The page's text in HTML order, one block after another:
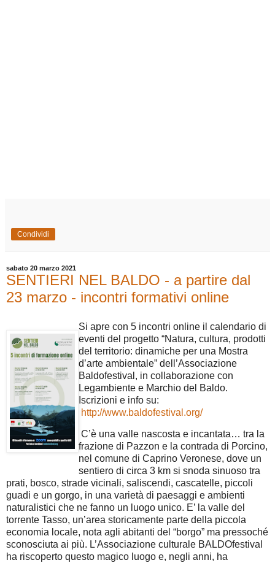
Condividi
sabato 20 marzo 2021
SENTIERI NEL BALDO - a partire dal
23 marzo - incontri formativi online
Si apre con 5 incontri online il calendario di
eventi del progetto “Natura, cultura, prodotti
del territorio: dinamiche per una Mostra
d’arte ambientale” dell’Associazione
Baldofestival, in collaborazione con
Legambiente e Marchio del Baldo.
Iscrizioni e info su:
http://www.baldofestival.org/
C’è una valle nascosta e incantata… tra la
frazione di Pazzon e la contrada di Porcino,
nel comune di Caprino Veronese, dove un
sentiero di circa 3 km si snoda sinuoso tra
prati, bosco, strade vicinali, saliscendi, cascatelle, piccoli
guadi e un gorgo, in una varietà di paesaggi e ambienti
naturalistici che ne fanno un luogo unico. E’ la valle del
torrente Tasso, un’area storicamente parte della piccola
economia locale, nota agli abitanti del “borgo” ma pressoché
sconosciuta ai più. L’Associazione culturale BALDOfestival
ha riscoperto questo magico luogo e, negli anni, ha